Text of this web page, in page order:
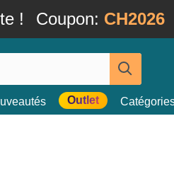
! Coupon: CH2026
Outlet